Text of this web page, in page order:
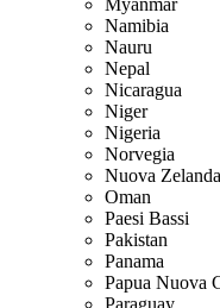
Myanmar
Namibia
Nauru
Nepal
Nicaragua
Niger
Nigeria
Norvegia
Nuova Zelanda
Oman
Paesi Bassi
Pakistan
Panama
Papua Nuova
Paraguay